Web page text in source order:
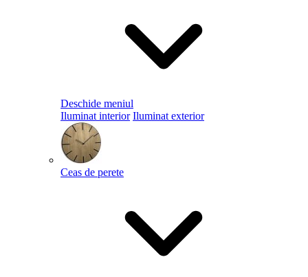
Deschide meniul
Iluminat interior Iluminat exterior
Ceas de perete